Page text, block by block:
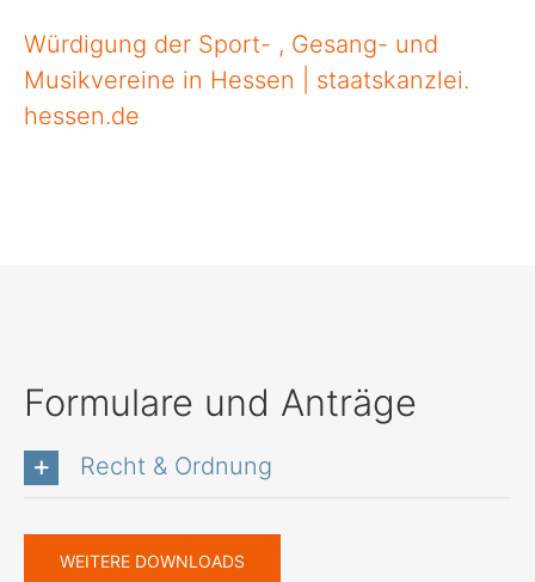
Würdigung der Sport- , Gesang- und
Musikvereine in Hessen | staatskanzlei.
hessen.de
Formulare und Anträge
Recht & Ordnung
WEITERE DOWNLOADS